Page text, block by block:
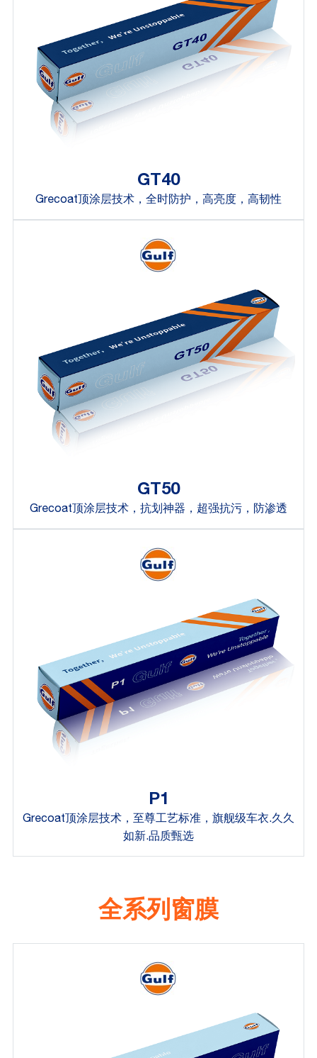
GT40
Grecoat顶涂层技术，全时防护，高亮度，高韧性
GT50
Grecoat顶涂层技术，抗划神器，超强抗污，防渗透
P1
Grecoat顶涂层技术，至尊工艺标准，旗舰级车衣.久久
如新.品质甄选
全系列窗膜